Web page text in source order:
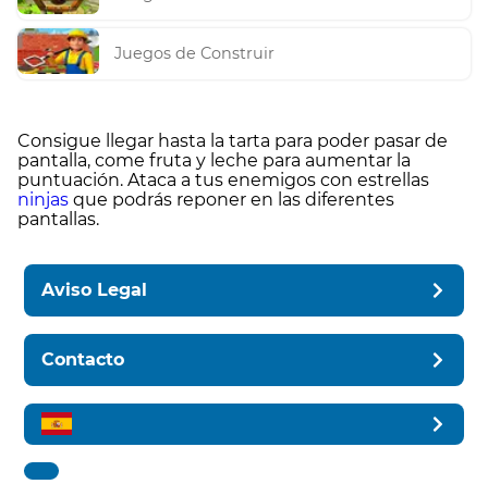
Juegos de Construir
Consigue llegar hasta la tarta para poder pasar de
pantalla, come fruta y leche para aumentar la
puntuación. Ataca a tus enemigos con estrellas
ninjas que podrás reponer en las diferentes
pantallas.
Aviso Legal
Contacto